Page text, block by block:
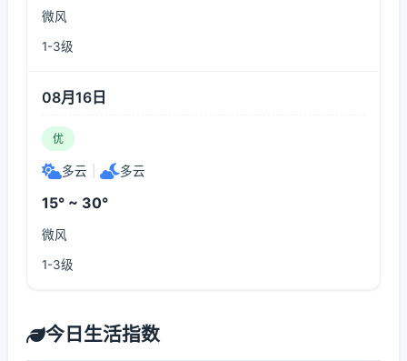
微风
1-3级
08月16日
优
多云 多云
15° ~ 30°
微风
1-3级
今日生活指数